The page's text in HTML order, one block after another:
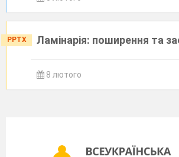
PPTX Ламінарія: поширення та
8 лютого